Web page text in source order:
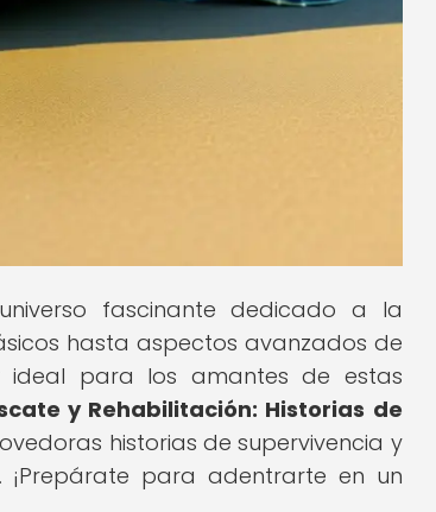
fascinante dedicado a la
hasta aspectos avanzados de
ideal para los amantes de estas
y Rehabilitación: Historias de
historias de supervivencia y
¡Prepárate para adentrarte en un